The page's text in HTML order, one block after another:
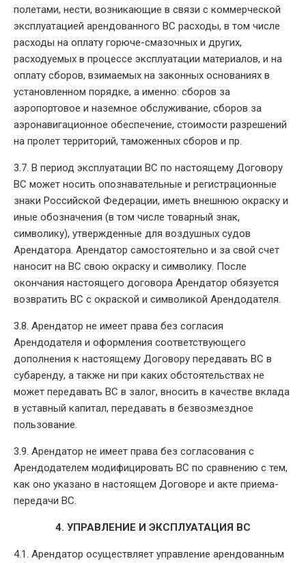
полетами, нести, возникающие в связи с коммерческой
эксплуатацией арендованного ВС расходы, в том числе
расходы на оплату горюче-смазочных и других,
расходуемых в процессе эксплуатации материалов, и на
оплату сборов, взимаемых на законных основаниях в
установленном порядке, а именно: сборов за
аэропортовое и наземное обслуживание, сборов за
аэронавигационное обеспечение, стоимости разрешений
на пролет территорий, таможенных сборов и пр.
3.7. В период эксплуатации ВС по настоящему Договору
ВС может носить опознавательные и регистрационные
знаки Российской Федерации, иметь внешнюю окраску и
иные обозначения (в том числе товарный знак,
символику), утвержденные для воздушных судов
Арендатора. Арендатор самостоятельно и за свой счет
наносит на ВС свою окраску и символику. После
окончания настоящего договора Арендатор обязуется
возвратить ВС с окраской и символикой Арендодателя.
3.8. Арендатор не имеет права без согласия
Арендодателя и оформления соответствующего
дополнения к настоящему Договору передавать ВС в
субаренду, а также ни при каких обстоятельствах не
может передавать ВС в залог, вносить в качестве вклада
в уставный капитал, передавать в безвозмездное
пользование.
3.9. Арендатор не имеет права без согласования с
Арендодателем модифицировать ВС по сравнению с тем,
как оно указано в настоящем Договоре и акте приема-
передачи ВС.
4. УПРАВЛЕНИЕ И ЭКСПЛУАТАЦИЯ ВС
4.1. Арендатор осуществляет управление арендованным